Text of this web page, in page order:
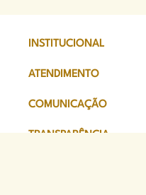
INSTITUCIONAL
ATENDIMENTO
COMUNICAÇÃO
TRANSPARÊNCIA